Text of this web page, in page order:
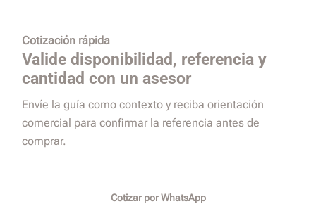
Cotización rápida
Valide disponibilidad, referencia y
cantidad con un asesor
Envíe la guía como contexto y reciba orientación
comercial para confirmar la referencia antes de
comprar.
Cotizar por WhatsApp